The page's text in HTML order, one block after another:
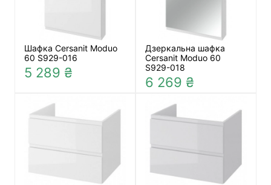
Шафка Cersanit Moduo
60 S929-016
5 289 ₴
Дзеркальна шафка
Cersanit Moduo 60
S929-018
6 269 ₴